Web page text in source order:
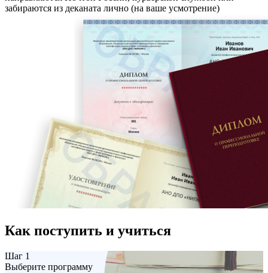
забираются из деканата лично (на ваше усмотрение)
Как поступить и учиться
Шаг 1
Выберите программу